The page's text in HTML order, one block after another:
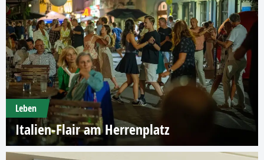
Leben
Italien-Flair am Herrenplatz